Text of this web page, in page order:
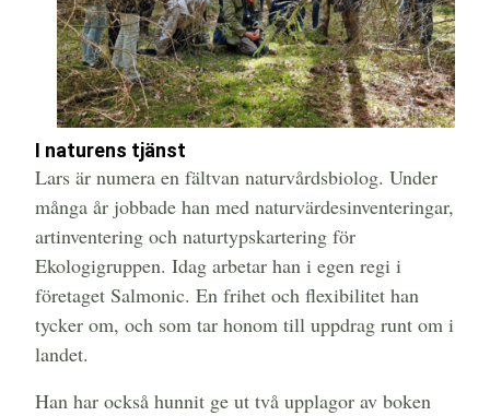
I naturens tjänst
Lars är numera en fältvan naturvårdsbiolog. Under
många år jobbade han med naturvärdesinventeringar,
artinventering och naturtypskartering för
Ekologigruppen. Idag arbetar han i egen regi i
företaget Salmonic. En frihet och flexibilitet han
tycker om, och som tar honom till uppdrag runt om i
landet.
Han har också hunnit ge ut två upplagor av boken